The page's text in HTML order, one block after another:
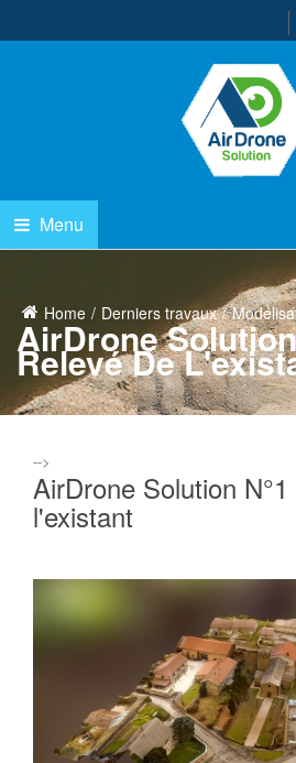
Menu
Home Derniers travaux
AirDrone
Relevé De
-->
AirDrone Solution
l'existant